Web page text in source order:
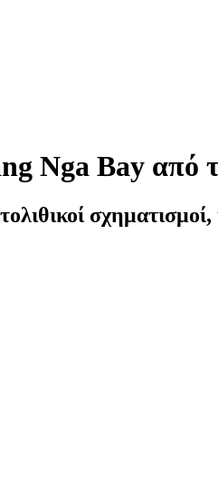
Nga Bay από